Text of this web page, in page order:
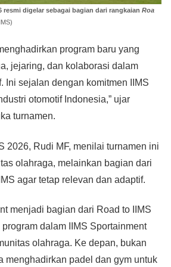
resmi digelar sebagai bagian dari rangkaian Roa
program baru yang
jejaring, dan kolaborasi dalam
Ini sejalan dengan komitmen IIMS
otomotif Indonesia,” ujar
turnamen.
2026, Rudi MF, menilai turnamen ini
olahraga, melainkan bagian dari
agar tetap relevan dan adaptif.
menjadi bagian dari Road to IIMS
dalam IIMS Sportainment
olahraga. Ke depan, bukan
menghadirkan padel dan gym untuk